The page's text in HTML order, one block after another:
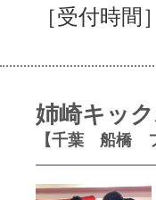
［受付時間
姉崎キッ
【千葉 船橋